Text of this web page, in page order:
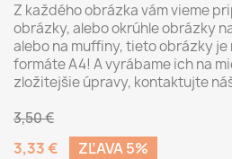
Z každého obrázka vám vieme
obrázky, alebo okrúhle obrázky
alebo na muffiny, tieto obrázky
formáte A4! A vyrábame ich na
zložitejšie úpravy, kontaktujte
3,50 €
3,33 € ZĽAVA 5%